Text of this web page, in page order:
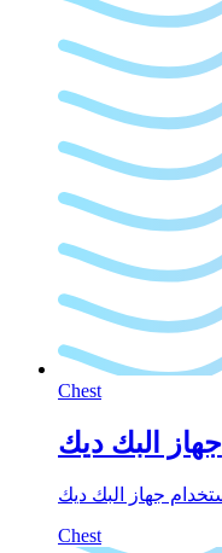
Chest
جهاز البك ديك
Chest